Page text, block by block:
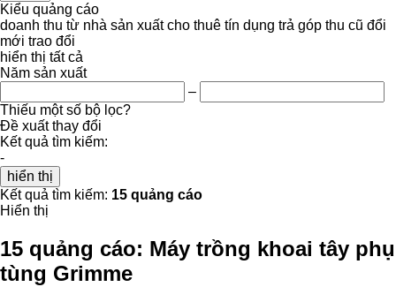
Kiểu quảng cáo
doanh thu từ nhà sản xuất cho thuê tín dụng trả góp thu cũ đổi
mới trao đổi
hiển thị tất cả
Năm sản xuất
–
Thiếu một số bộ lọc?
Đề xuất thay đổi
Kết quả tìm kiếm:
-
hiển thị
Kết quả tìm kiếm: 15 quảng cáo
Hiển thị
15 quảng cáo: Máy trồng khoai tây phụ
tùng Grimme